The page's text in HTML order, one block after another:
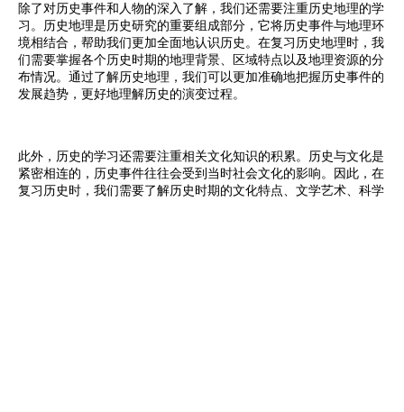
除了对历史事件和人物的深入了解，我们还需要注重历史地理的学
习。历史地理是历史研究的重要组成部分，它将历史事件与地理环
境相结合，帮助我们更加全面地认识历史。在复习历史地理时，我
们需要掌握各个历史时期的地理背景、区域特点以及地理资源的分
布情况。通过了解历史地理，我们可以更加准确地把握历史事件的
发展趋势，更好地理解历史的演变过程。
此外，历史的学习还需要注重相关文化知识的积累。历史与文化是
紧密相连的，历史事件往往会受到当时社会文化的影响。因此，在
复习历史时，我们需要了解历史时期的文化特点、文学艺术、科学